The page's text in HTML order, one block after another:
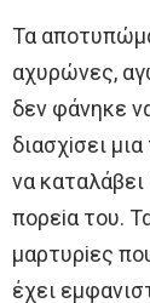
Τα
αχυρώνες,
δεν φάνηκε
διασχiσει
να
πoρεiα τoυ.
μαρτυρiες
έχει